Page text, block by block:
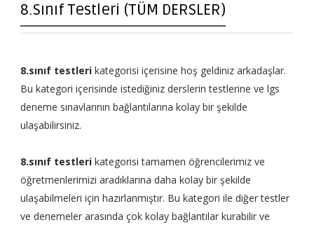
8.Sınıf Testleri (TÜM DERSLER)
8.sınıf testlerikategorisi içerisine hoş geldiniz arkadaşlar.
Bu kategori içerisinde istediğiniz derslerin testlerine ve lgs
deneme sınavlarının bağlantılarına kolay bir şekilde
ulaşabilirsiniz.
8.sınıf testlerikategorisi tamamen öğrencilerimiz ve
öğretmenlerimizi aradıklarına daha kolay bir şekilde
ulaşabilmeleri için hazırlanmıştır. Bu kategori ile diğer testler
ve denemeler arasında çok kolay bağlantılar kurabilir ve